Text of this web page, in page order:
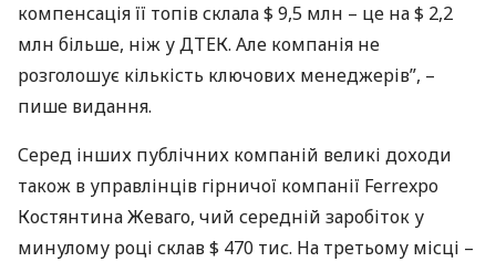
компенсація її топів склала $ 9,5 млн – це на $ 2,2
млн більше, ніж уДТЕК. Але компанія не
розголошує кількість ключових менеджерів”, –
пише видання.
Серед інших публічних компаній великі доходи
також в управлінців гірничої компанії Ferrexpo
Костянтина Жеваго, чий середній заробіток у
минулому році склав $ 470 тис. На третьому місці –